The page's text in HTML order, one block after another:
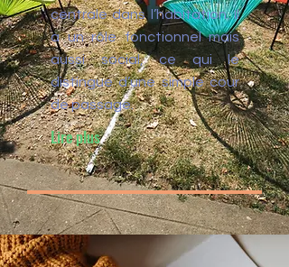
centrale dans l’habitation. Il
a un rôle fonctionnel mais
aussi social, ce qui le
distingue d’une simple cour
de passage.
Lire plus